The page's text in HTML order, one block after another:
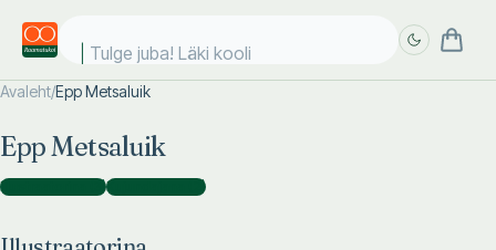
Tulge juba! Läki kooli!
Avaleht/Epp Metsaluik
Epp Metsaluik
Illustraatorina )Kujundajana )